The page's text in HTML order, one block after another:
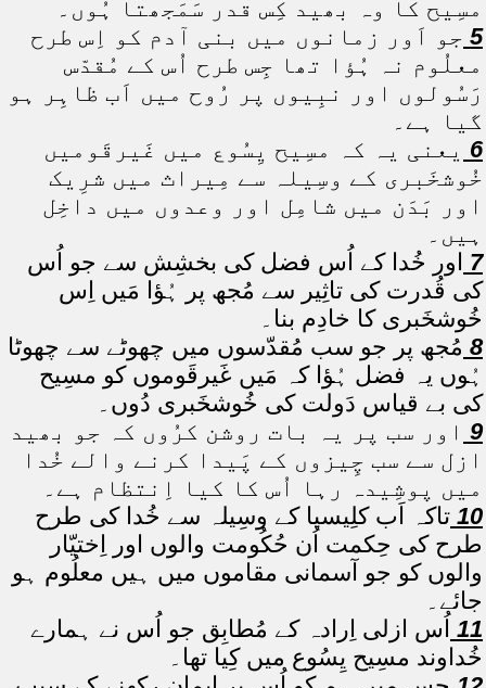
مسِیح کا وہ بھید کِس قدر سَمَجھتا ہُوں۔
5 جو اَور زمانوں میں بنی آدم کو اِس طرح
معلُوم نہ ہُؤا تھا جِس طرح اُس کے مُقدّس
رَسُولوں اور نبِیوں پر رُوح میں اَب ظاہِر ہو
گیا ہے۔
6 یعنی یہ کہ مسِیح یِسُوع میں غَیرقَومیں
خُوشخَبری کے وسِیلہ سے مِیراث میں شرِیک
اور بَدَن میں شامِل اور وعدوں میں داخِل
ہیں۔
7 اور خُدا کے اُس فضل کی بخشِش سے جو اُس
کی قُدرت کی تاثِیر سے مُجھ پر ہُؤا مَیں اِس
خُوشخَبری کا خادِم بنا۔
8 مُجھ پر جو سب مُقدّسوں میں چھوٹے سے چھوٹا
ہُوں یہ فضل ہُؤا کہ مَیں غَیرقَوموں کو مسِیح
کی بے قیاس دَولت کی خُوشخَبری دُوں۔
9 اور سب پر یہ بات روشن کرُوں کہ جو بھید
ازل سے سب چِیزوں کے پَیدا کرنے والے خُدا
میں پوشِیدہ رہا اُس کا کیا اِنتظام ہے۔
10 تاکہ اَب کلِیسیا کے وسِیلہ سے خُدا کی طرح
طرح کی حِکمت اُن حُکُومت والوں اور اِختیّار
والوں کو جو آسمانی مقاموں میں ہیں معلُوم ہو
جائے۔
11 اُس ازلی اِرادہ کے مُطابِق جو اُس نے ہمارے
خُداوند مسِیح یِسُوع میں کِیا تھا۔